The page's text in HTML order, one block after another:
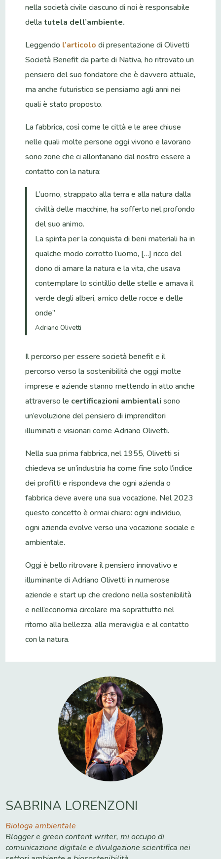
nella società civile ciascuno di noi è responsabile
dellatutela dell’ambiente.
Leggendo l’articolo di presentazione di Olivetti
Società Benefit da parte di Nativa, ho ritrovato un
pensiero del suo fondatore che è davvero attuale,
ma anche futuristico se pensiamo agli anni nei
quali è stato proposto.
La fabbrica, così come le città e le aree chiuse
nelle quali molte persone oggi vivono e lavorano
sono zone che ci allontanano dal nostro essere a
contatto con la natura:
L’uomo, strappato alla terra e alla natura dalla
civiltà delle macchine, ha sofferto nel profondo
del suo animo.
La spinta per la conquista di beni materiali ha in
qualche modo corrotto l’uomo, […] ricco del
dono di amare la natura e la vita, che usava
contemplare lo scintillio delle stelle e amava il
verde degli alberi, amico delle rocce e delle
onde”
Adriano Olivetti
Il percorso per essere società benefit e il
percorso verso la sostenibilità che oggi molte
imprese e aziende stanno mettendo in atto anche
attraverso le certificazioni ambientali sono
un’evoluzione del pensiero di imprenditori
illuminati e visionari come Adriano Olivetti.
Nella sua prima fabbrica, nel 1955, Olivetti si
chiedeva se un’industria ha come fine solo l’indice
dei profitti e rispondeva che ogni azienda o
fabbrica deve avere una sua vocazione. Nel 2023
questo concetto è ormai chiaro: ogni individuo,
ogni azienda evolve verso una vocazione sociale e
ambientale.
Oggi è bello ritrovare il pensiero innovativo e
illuminante di Adriano Olivetti in numerose
aziende e start up che credono nella sostenibilità
e nell’economia circolare ma soprattutto nel
ritorno alla bellezza, alla meraviglia e al contatto
con la natura.
SABRINA LORENZONI
Biologa ambientale
Blogger e green content writer, mi occupo di
comunicazione digitale e divulgazione scientifica nei